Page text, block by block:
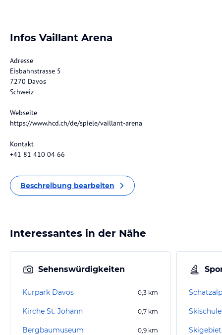
Infos Vaillant Arena
Adresse
Eisbahnstrasse 5
7270 Davos
Schweiz
Webseite
https://www.hcd.ch/de/spiele/vaillant-arena
Kontakt
+41 81 410 04 66
Beschreibung bearbeiten
Interessantes in der Nähe
Sehenswürdigkeiten
Kurpark Davos 0,3 km
Kirche St. Johann 0,7 km
Bergbaumuseum 0,9 km